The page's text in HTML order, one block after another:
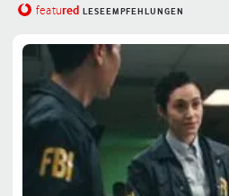
featured LESEEMPFEHLUNGEN